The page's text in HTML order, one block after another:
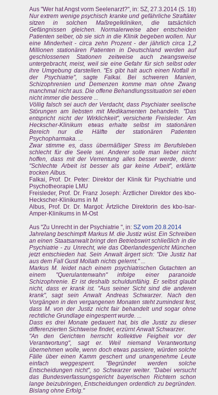
Aus "Wer hat Angst vorm Seelenarzt?", in: SZ, 27.3.2014 (S. 18)
Nur extrem wenige psychisch kranke und gefährliche Straftäter
sitzen in solchen Maßregelkliniken, die tatsächlich
Gefängnissen gleichen. Normalerweise aber entscheiden
Patienten selber, ob sie sich in die Klinik begeben wollen. Nur
eine Minderheit - circa zehn Prozent - der jährlich circa 1,2
Millionen stationären Patienten in Deutschland werden auf
geschlossenen Stationen zeitweise auch zwangsweise
untergebracht, meist, weil sie eine Gefahr für sich selbst oder
ihre Umgebung darstellen. "Es gibt halt auch einen Notfall in
der Psychiatrie", sagte Falkai. Bei schweren Manien,
Schizophrenien und Demenzen komme man ohne Zwang
manchmal nicht aus. Die offene Behandlungssituation sei eben
nicht immer die bessere ...
Völlig falsch sei auch der Verdacht, dass Psychiater seelische
Störungen am liebsten mit Medikamenten behandeln. "Das
entspricht nicht der Wirklichkeit", versicherte Freisleder. Am
Heckscher-Klinikum etwas erhalte selbst im stationären
Bereich nur die Hälfte der stationären Patienten
Psychopharmaka. ...
Zwar stimme es, dass übermäßiger Stress im Berufsleben
schlecht für die Seele sei. Anderer solle man lieber niicht
hoffen, dass mit der Verrentung alles besser werde, denn:
"Schlechte Arbeit ist besser als gar keine Arbeit", erklärte
trocken Albus.
Falkai, Prof. Dr. Peter: Direktor der Klinik für Psychiatrie und
Psychotheorapie LMU
Freisleder, Prof. Dr. Franz Joseph: Ärztlicher Direktor des kbo-
Heckscher-Klinikums in M
Albus, Prof. Dr. Dr. Margot: Ärtzliche Direktorin des kbo-Isar-
Amper-Klinikums in M-Ost
Aus "Zu Unrecht in der Psychiatrie ", in: SZ vom 20.8.2014
Jahrelang beschimpft Markus M. die Justiz wüst. Ein Schreiben
an einen Staatsanwalt bringt den Betriebswirt schließlich in die
Psychiatrie - zu Unrecht, wie das Oberlandesgericht München
jetzt entschieden hat. Sein Anwalt ärgert sich: "Die Justiz hat
aus dem Fall Gustl Mollath nichts gelernt." ...
Markus M. leidet nach einem psychiatrischen Gutachten an
einem "Querulantenwahn" infolge einer paranoide
Schizophrenie. Er ist deshalb schuldunfähig. Er selbst glaubt
nicht, dass er krank ist. "Aus seiner Sicht sind die anderen
krank", sagt sein Anwalt Andreas Schwarzer. Nach den
Vorgängen in den vergangenen Monaten steht zumindest fest,
dass M. von der Justiz nicht fair behandelt und sogar ohne
rechtliche Grundlage eingesperrt wurde. ...
Dass es drei Monate gedauert hat, bis die Justiz zu dieser
differenzierten Sichtweise findet, erzürnt Anwalt Schwarzer.
"An den Gerichten herrscht kollektive Feigheit vor der
Verantwortung", sagt er. Weil niemand Verantwortung
übernehmen wolle, wenn doch etwas passiere, würden solche
Fälle über einen Kamm geschert und unangenehme Leute
einfach weggesperrt. "Begründet werden solche
Entscheidungen nicht", so Schwarzer weiter. "Dabei versucht
das Bundesverfassungsgericht bayerischen Richtern schon
lange beizubringen, Entscheidungen ordentlich zu begründen.
Bislang ohne Erfolg."